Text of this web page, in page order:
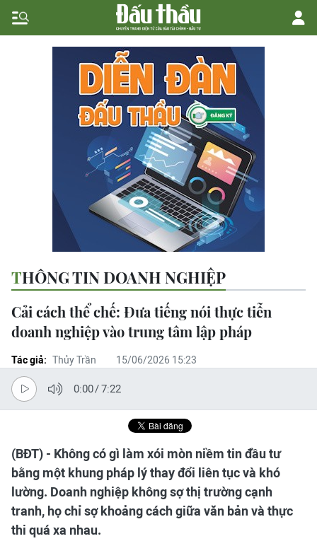
THÔNG TIN DOANH NGHIỆP
Cải cách thể chế: Đưa tiếng nói thực tiễn
doanh nghiệp vào trung tâm lập pháp
Tác giả: Thủy Trần 15/06/2026 15:23
0:00/7:22
(BĐT) - Không có gì làm xói mòn niềm tin đầu tư
bằng một khung pháp lý thay đổi liên tục và khó
lường. Doanh nghiệp không sợ thị trường cạnh
tranh, họ chỉ sợ khoảng cách giữa văn bản và thực
thi quá xa nhau.